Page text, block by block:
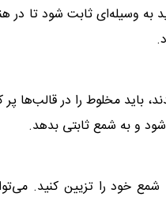
وسیله‌ای ثابت شود تا در
باید مخلوط را در قالب‌ها
و به شمع ثابتی بدهد.
شمع خود را تزیین کنید.